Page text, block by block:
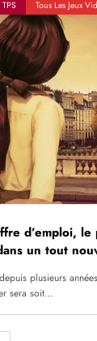
Tous Les Jeux
d’emploi,
un tout
plusieurs
sera soit…